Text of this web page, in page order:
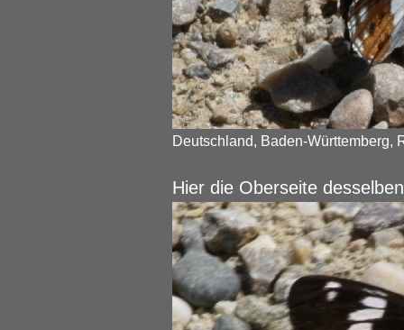
Deutschland, Baden-Württemberg,
Hier die Oberseite